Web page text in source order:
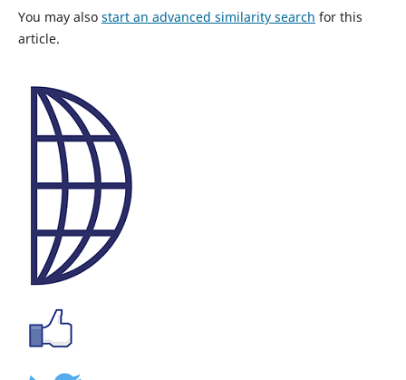
You may also start an advanced similarity search for this
article.